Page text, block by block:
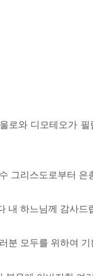
로와 디모테오가
그리스도로부터
내 하느님께 감사드
분 모두를 위하여